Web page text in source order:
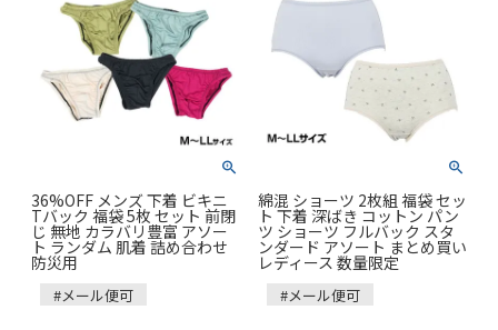
36%OFF メンズ 下着 ビキニ
Tバック 福袋 5枚 セット 前閉
じ 無地 カラバリ豊富 アソー
ト ランダム 肌着 詰め合わせ
防災用
#メール便可
綿混 ショーツ 2枚組 福袋 セッ
ト 下着 深ばき コットン パン
ツ ショーツ フルバック スタ
ンダード アソート まとめ買い
レディース 数量限定
#メール便可